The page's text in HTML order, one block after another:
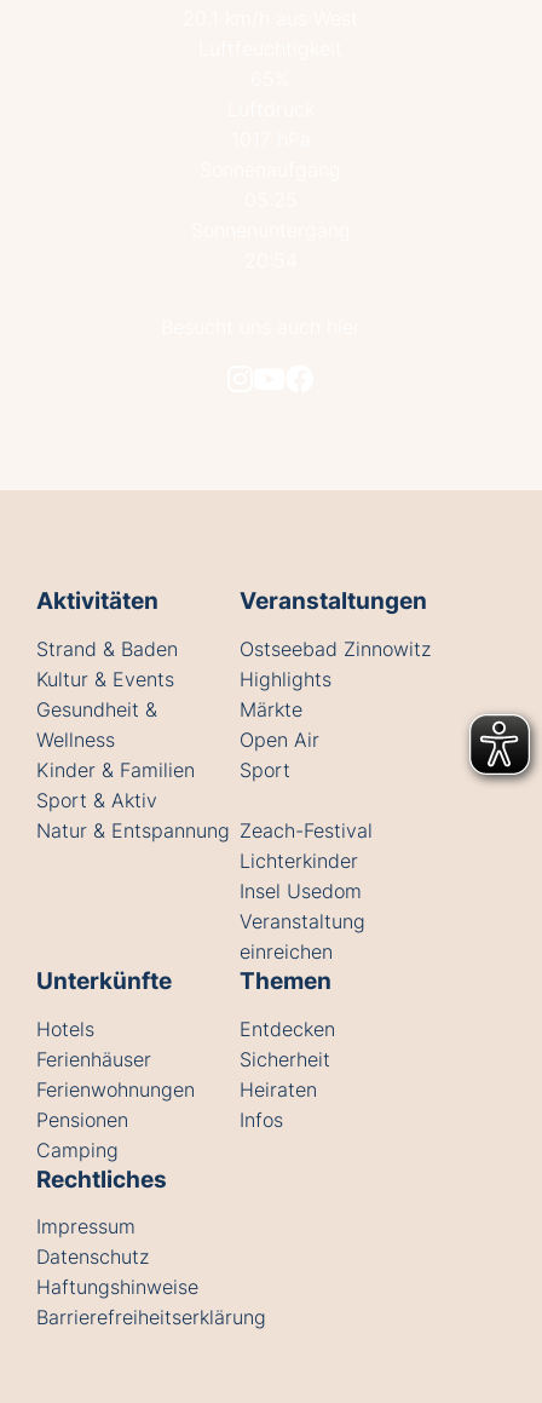
Aktivitäten
Strand & Baden
Kultur & Events
Gesundheit &
Wellness
Kinder & Familien
Sport & Aktiv
Natur & Entspannung
Veranstaltungen
Ostseebad Zinnowitz
Highlights
Märkte
Open Air
Sport
Zeach-Festival
Lichterkinder
Insel Usedom
Veranstaltung
einreichen
Unterkünfte
Hotels
Ferienhäuser
Ferienwohnungen
Pensionen
Camping
Themen
Entdecken
Sicherheit
Heiraten
Infos
Rechtliches
Impressum
Datenschutz
Haftungshinweise
Barrierefreiheitserklärung